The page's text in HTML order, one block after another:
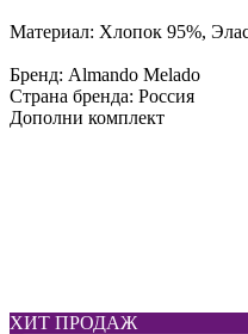
Материал: Хлопок 95%,
Бренд: Almando Melado
Страна бренда: Россия
Дополни комплект
ХИТ ПРОДАЖ